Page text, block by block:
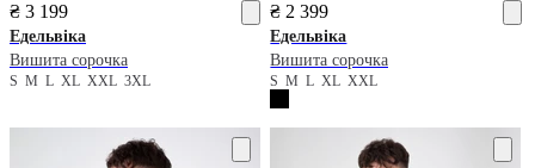
₴ 3 199
Едельвіка
Вишита сорочка
S M L XL XXL 3XL
₴ 2 399
Едельвіка
Вишита сорочка
SMLXLXXL